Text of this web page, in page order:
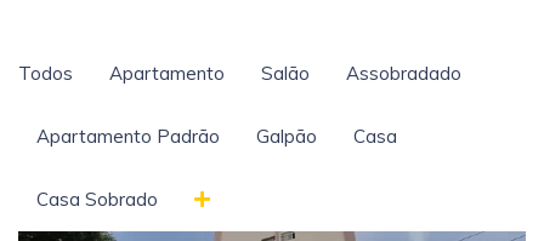
Todos Apartamento Salão Assobradado
Apartamento Padrão Galpão Casa
Casa Sobrado